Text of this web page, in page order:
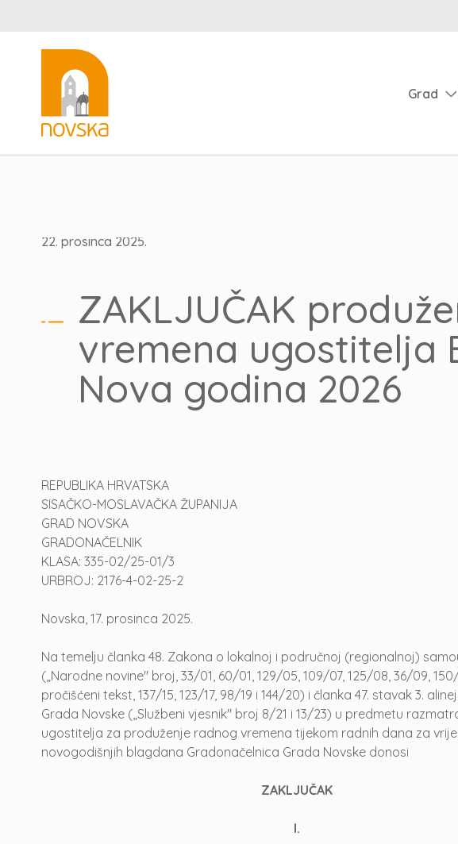
Grad
22. prosinca 2025.
ZAKLJUČAK
vremena ugostitelja
Nova godina 2026
REPUBLIKA HRVATSKA
SISAČKO-MOSLAVAČKA ŽUPANIJA
GRAD NOVSKA
GRADONAČELNIK
KLASA: 335-02/25-01/3
URBROJ: 2176-4-02-25-2
Novska, 17. prosinca 2025.
Na temelju članka 48. Zakona o lokalnoj i područnoj (regionalnoj)
(„Narodne novine" broj, 33/01, 60/01, 129/05, 109/07, 125/08, 36/09, 150/
pročišćeni tekst, 137/15, 123/17, 98/19 i 144/20) i članka 47. stavak 3.
Grada Novske („Službeni vjesnik" broj 8/21 i 13/23) u predmetu
ugostitelja za produženje radnog vremena tijekom radnih dana za
novogodišnjih blagdana Gradonačelnica Grada Novske donosi
ZAKLJUČAK
I.